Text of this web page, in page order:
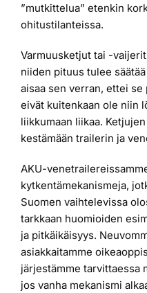
”mutkittelua” etenkin
ohitustilanteissa.
Varmuusketjut tai -
niiden pituus tulee
aisaa sen verran, ettei
eivät kuitenkaan ole niin
liikkumaan liikaa.
kestämään trailerin ja
AKU-
kytkentämekanismeja,
Suomen vaihtelevissa
tarkkaan huomioiden
ja pitkäikäisyys.
asiakkaitamme
järjestämme tarvittaessa
jos vanha mekanismi